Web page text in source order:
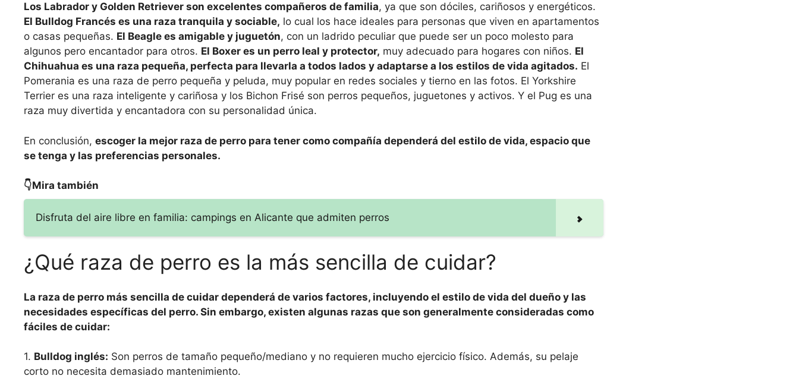
Los Labrador y Golden Retriever son excelentes compañeros de familia, ya que son dóciles, cariñosos y energéticos.
El Bulldog Francés es una raza tranquila y sociable, lo cual los hace ideales para personas que viven en apartamentos
o casas pequeñas. El Beagle es amigable y juguetón, con un ladrido peculiar que puede ser un poco molesto para
algunos pero encantador para otros. El Boxer es un perro leal y protector, muy adecuado para hogares con niños. El
Chihuahua es una raza pequeña, perfecta para llevarla a todos lados y adaptarse a los estilos de vida agitados. El
Pomerania es una raza de perro pequeña y peluda, muy popular en redes sociales y tierno en las fotos. El Yorkshire
Terrier es una raza inteligente y cariñosa y los Bichon Frisé son perros pequeños, juguetones y activos. Y el Pug es una
raza muy divertida y encantadora con su personalidad única.
En conclusión, escoger la mejor raza de perro para tener como compañía dependerá del estilo de vida, espacio que
se tenga y las preferencias personales.
👇Mira también
Disfruta del aire libre en familia: campings en Alicante que admiten perros
¿Qué raza de perro es la más sencilla de cuidar?
La raza de perro más sencilla de cuidar dependerá de varios factores, incluyendo el estilo de vida del dueño y las
necesidades específicas del perro. Sin embargo, existen algunas razas que son generalmente consideradas como
fáciles de cuidar:
1. Bulldog inglés: Son perros de tamaño pequeño/mediano y no requieren mucho ejercicio físico. Además, su pelaje
corto no necesita demasiado mantenimiento.